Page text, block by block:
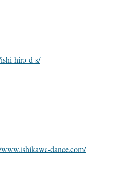
hiro-d-s/
dance.com/